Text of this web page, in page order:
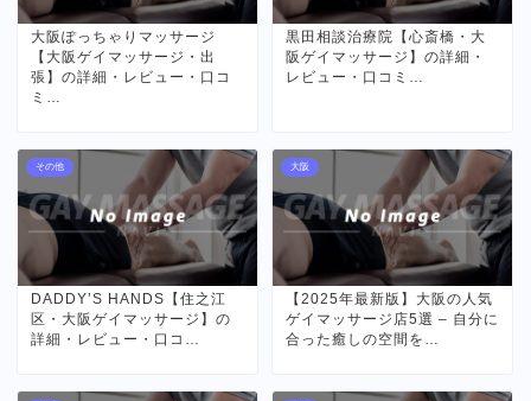
大阪ぽっちゃりマッサージ
【大阪ゲイマッサージ・出
張】の詳細・レビュー・口コ
ミ…
黒田相談治療院【心斎橋・大
阪ゲイマッサージ】の詳細・
レビュー・口コミ…
その他
DADDY’S HANDS【住之江
区・大阪ゲイマッサージ】の
詳細・レビュー・口コ…
大阪
【2025年最新版】大阪の人気
ゲイマッサージ店5選 – 自分に
合った癒しの空間を…